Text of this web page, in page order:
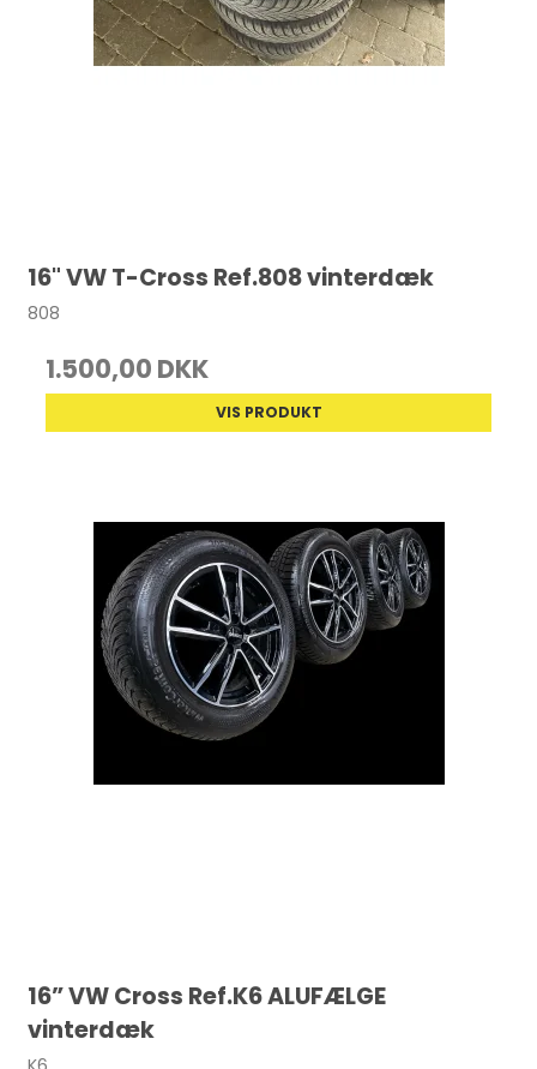
16" VW T-Cross Ref.808 vinterdæk
808
1.500,00 DKK
VIS PRODUKT
16” VW Cross Ref.K6 ALUFÆLGE
vinterdæk